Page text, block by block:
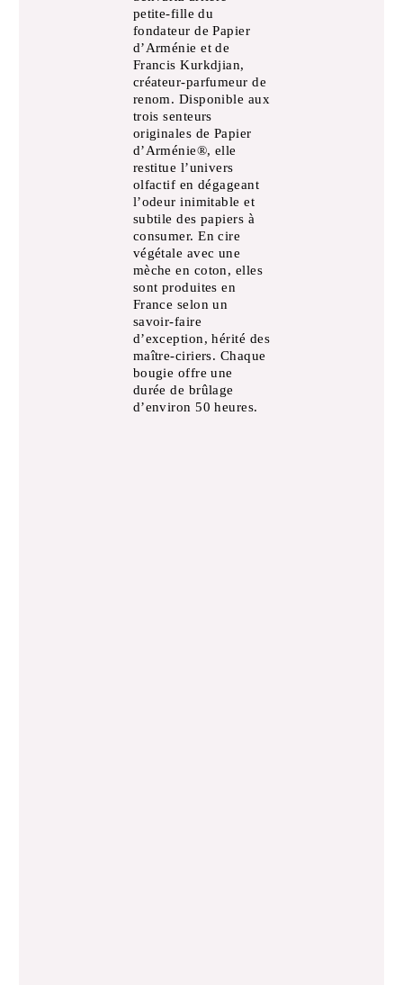
petite-fille du
fondateur de Papier
d’Arménie et de
Francis Kurkdjian,
créateur-parfumeur de
renom. Disponible aux
trois senteurs
originales de Papier
d’Arménie®, elle
restitue l’univers
olfactif en dégageant
l’odeur inimitable et
subtile des papiers à
consumer. En cire
végétale avec une
mèche en coton, elles
sont produites en
France selon un
savoir-faire
d’exception, hérité des
maître-ciriers. Chaque
bougie offre une
durée de brûlage
d’environ 50 heures.